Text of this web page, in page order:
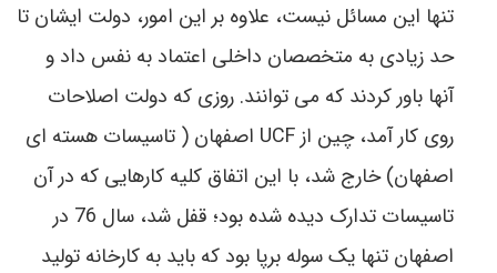
تنها این مسائل نیست، علاوه بر این امور، دولت ایشان تا
حد زیادی به متخصصان داخلی اعتماد به نفس داد و
آنها باور کردند که می توانند. روزی که دولت اصلاحات
روی کار آمد، چین از UCF اصفهان ( تاسیسات هسته ای
اصفهان) خارج شد، با این اتفاق کلیه کارهایی که در آن
تاسیسات تدارک دیده شده بود؛ قفل شد، سال 76 در
اصفهان تنها یک سوله برپا بود که باید به کارخانه تولید